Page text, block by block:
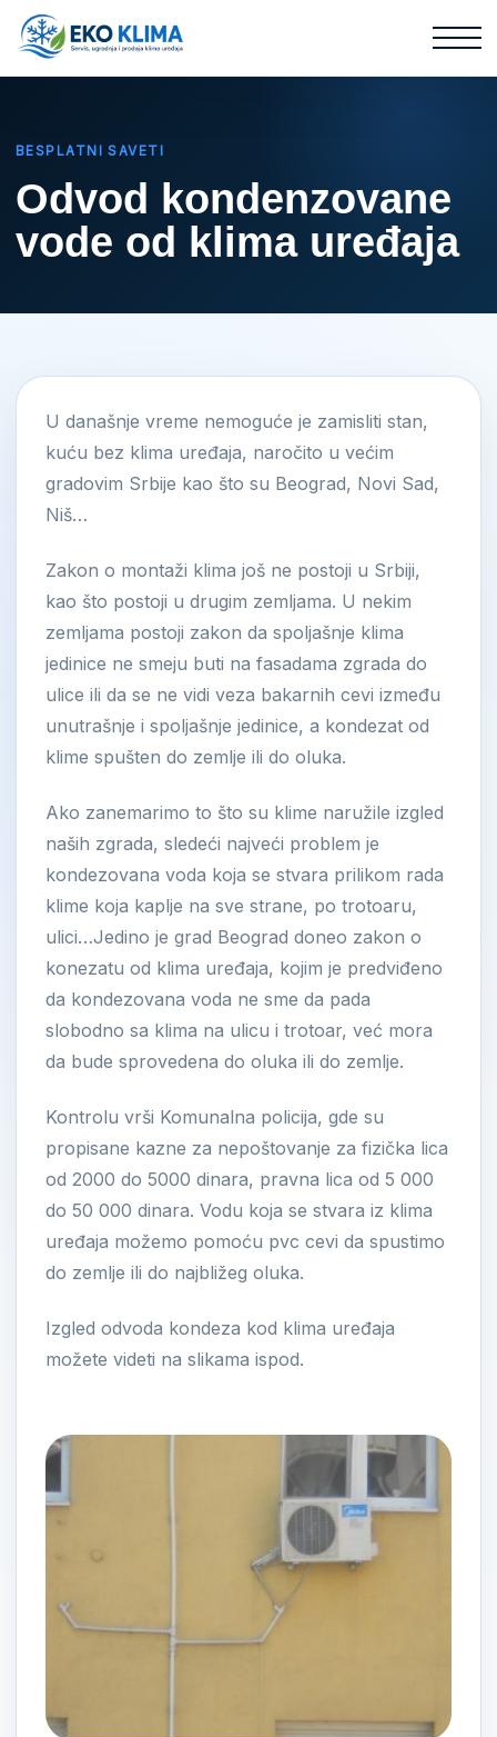
BESPLATNI SAVETI
Odvod kondenzovane
vode od klima uređaja
U današnje vreme nemoguće je zamisliti stan,
kuću bez klima uređaja, naročito u većim
gradovim Srbije kao što su Beograd, Novi Sad,
Niš…
Zakon o montaži klima još ne postoji u Srbiji,
kao što postoji u drugim zemljama. U nekim
zemljama postoji zakon da spoljašnje klima
jedinice ne smeju buti na fasadama zgrada do
ulice ili da se ne vidi veza bakarnih cevi između
unutrašnje i spoljašnje jedinice, a kondezat od
klime spušten do zemlje ili do oluka.
Ako zanemarimo to što su klime naružile izgled
naših zgrada, sledeći najveći problem je
kondezovana voda koja se stvara prilikom rada
klime koja kaplje na sve strane, po trotoaru,
ulici…Jedino je grad Beograd doneo zakon o
konezatu od klima uređaja, kojim je predviđeno
da kondezovana voda ne sme da pada
slobodno sa klima na ulicu i trotoar, već mora
da bude sprovedena do oluka ili do zemlje.
Kontrolu vrši Komunalna policija, gde su
propisane kazne za nepoštovanje za fizička lica
od 2000 do 5000 dinara, pravna lica od 5 000
do 50 000 dinara. Vodu koja se stvara iz klima
uređaja možemo pomoću pvc cevi da spustimo
do zemlje ili do najbližeg oluka.
Izgled odvoda kondeza kod klima uređaja
možete videti na slikama ispod.